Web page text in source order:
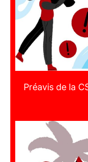
Préavis de la